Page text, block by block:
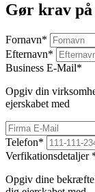
Gør krav på
Fornavn*
Efternavn*
Business E-Mail*
Opgiv din
ejerskabet med
Telefon*
Verfikationsdetaljer
Opgiv dine